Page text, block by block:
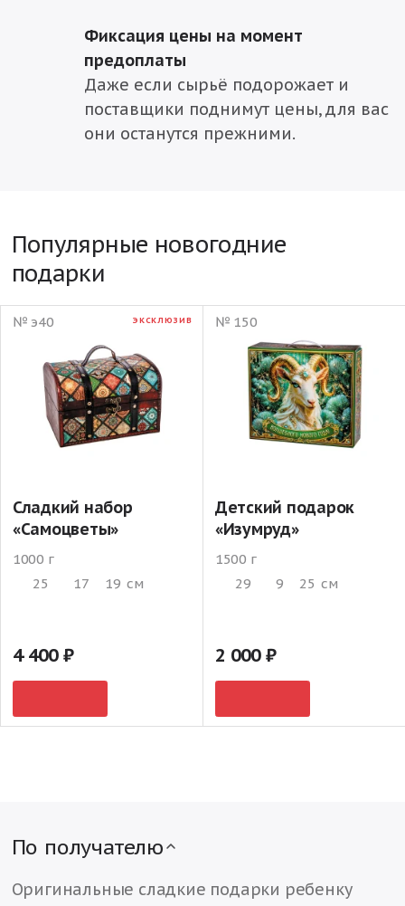
Фиксация цены на момент
предоплаты
Даже если сырьё подорожает и
поставщики поднимут цены, для вас
они останутся прежними.
Популярные новогодние
подарки
№ э40 ЭКСКЛЮЗИВ
Сладкий набор
«Самоцветы»
1000 г
25
17 19 см
4 400
№ 150
Детский подарок
«Изумруд»
1500 г
29
9 25 см
2 000
По получателю
Оригинальные сладкие подарки ребенку